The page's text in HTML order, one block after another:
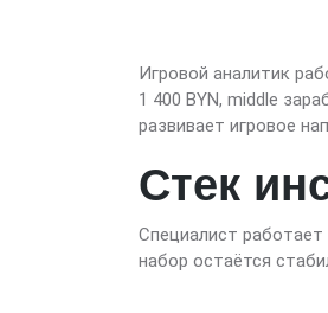
Игровой аналитик
1 400 BYN, middle
развивает игровое
Стек
Специалист
набор остаётся